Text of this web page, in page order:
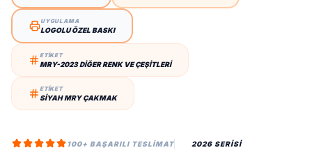
UYGULAMA
LOGOLU ÖZEL BASKI
ETİKET
MRY-2023 DIĞER RENK VE ÇEŞITLERI
ETİKET
SIYAH MRY ÇAKMAK
100+ BAŞARILI TESLIMAT 2026 SERİSİ